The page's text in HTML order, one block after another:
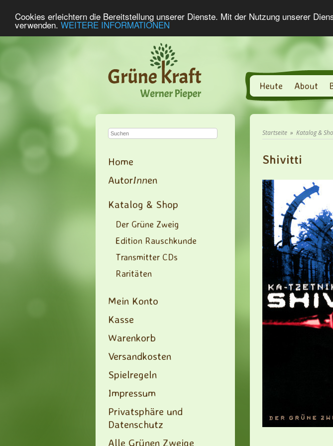
Cookies erleichtern die Bereitstellung unserer Dienste. Mit der Nutzung unserer
verwenden. WEITERE INFORMATIONEN
Heute About
Home
AutorInnen
Katalog & Shop
Der Grüne Zweig
Edition Rauschkunde
Transmitter CDs
Raritäten
Mein Konto
Kasse
Warenkorb
Versandkosten
Spielregeln
Impressum
Privatsphäre und
Datenschutz
Alle Grünen Zweige
Startseite » Katalog &
Shivitti